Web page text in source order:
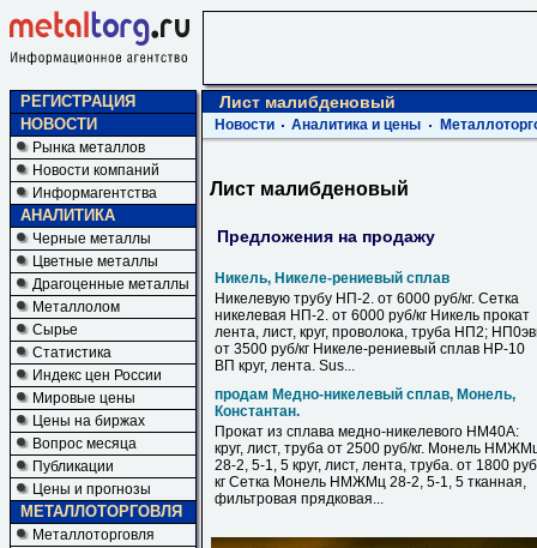
РЕГИСТРАЦИЯ
НОВОСТИ
Рынка металлов
Новости компаний
Информагентства
АНАЛИТИКА
Черные металлы
Цветные металлы
Драгоценные металлы
Металлолом
Сырье
Статистика
Индекс цен России
Мировые цены
Цены на биржах
Вопрос месяца
Публикации
Цены и прогнозы
МЕТАЛЛОТОРГОВЛЯ
Металлоторговля
Лист малибденовый
Новости Аналитика и цены
Лист малибденовый
Предложения на продажу
Никель, Никеле-рениевый сплав
Никелевую трубу НП-2. от 6000 руб/кг. Сетка
никелевая НП-2. от 6000 руб/кг Никель прокат
лента, лист, круг, проволока, труба НП2;
от 3500 руб/кг Никеле-рениевый сплав НР-10
ВП круг, лента. Sus...
продам Медно-никелевый сплав, Монель,
Константан.
Прокат из сплава медно-никелевого НМ40А:
круг, лист, труба от 2500 руб/кг. Монель
28-2, 5-1, 5 круг, лист, лента, труба. от 1800
кг Сетка Монель НМЖМц 28-2, 5-1, 5 тканная,
фильтровая прядковая...